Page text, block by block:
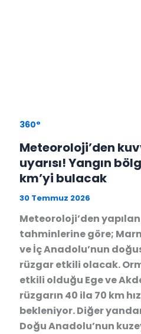
360°
Meteoroloji’den
uyarısı! Yangın
km’yi bulacak
30 Temmuz 2026
Meteoroloji’den
tahminlerine göre;
ve İç Anadolu’nun
rüzgar etkili olacak.
etkili olduğu Ege ve
rüzgarın 40 ila 70 km
bekleniyor. Diğer
Doğu Anadolu’nun